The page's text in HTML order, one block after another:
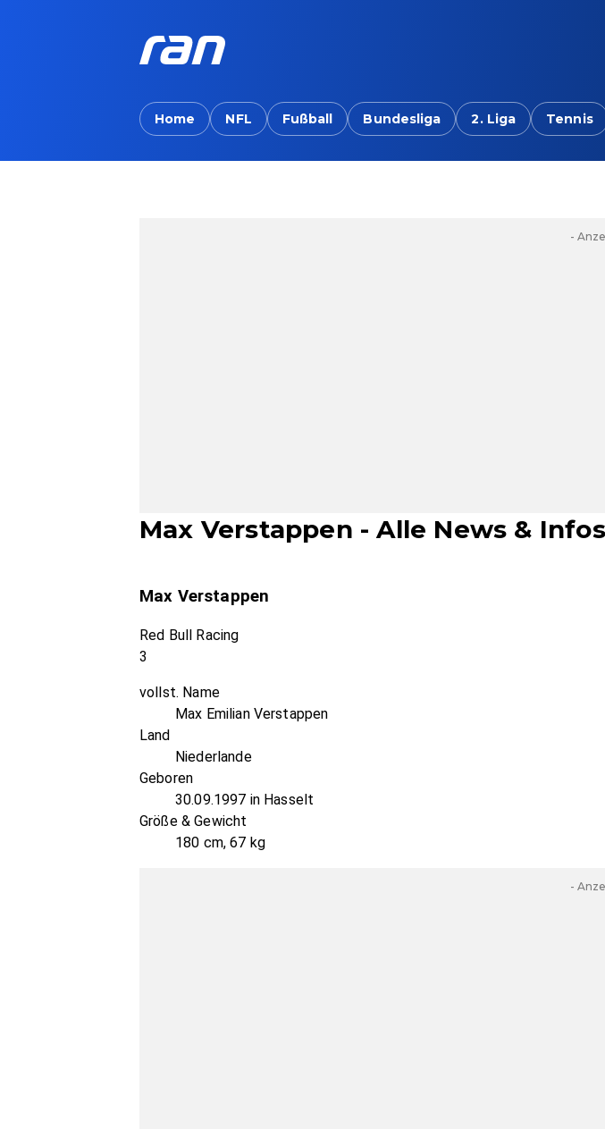
Home NFL Fußball Bundesliga 2. Liga Tennis
-
Max Verstappen - Alle News & Infos
Max Verstappen
Red Bull Racing
3
vollst. Name
Max Emilian Verstappen
Land
Niederlande
Geboren
30.09.1997 in Hasselt
Größe & Gewicht
180 cm, 67 kg
-